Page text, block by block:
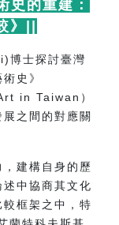
史的重建：
》
博士探討臺灣
史》
in Taiwan ）
之間的對應關
建構自身的歷
中協商其文化
框架之中，特